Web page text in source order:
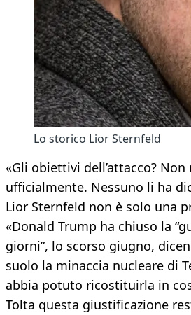
Lo storico Lior Sternfeld
«Gli obiettivi dell’attacco? Non
ufficialmente. Nessuno li ha
Lior Sternfeld non è solo una
«Donald Trump ha chiuso la
giorni”, lo scorso giugno,
suolo la minaccia nucleare di
abbia potuto ricostituirla in
Tolta questa giustificazione